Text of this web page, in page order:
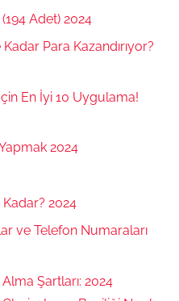
(194 Adet) 2024
Para Kazandırıyor?
En İyi 10 Uygulama!
2024
2024
ve Telefon Numaraları
Şartları: 2024